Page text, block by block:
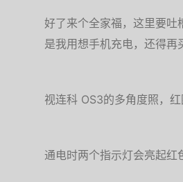
好了来个全家福，这里要吐
是我用想手机充电，还得
视连科 OS3的多角度照，
通电时两个指示灯会亮起红